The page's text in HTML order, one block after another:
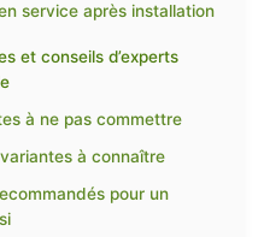
service après installation
et conseils d’experts
à ne pas commettre
à connaître
pour un